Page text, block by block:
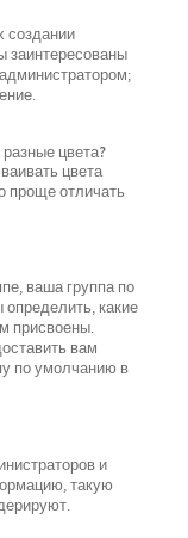
создании
заинтересованы
цвета?
цвета
проще отличать
ваша группа по
какие
присвоены.
вам
по умолчанию в
и
такую